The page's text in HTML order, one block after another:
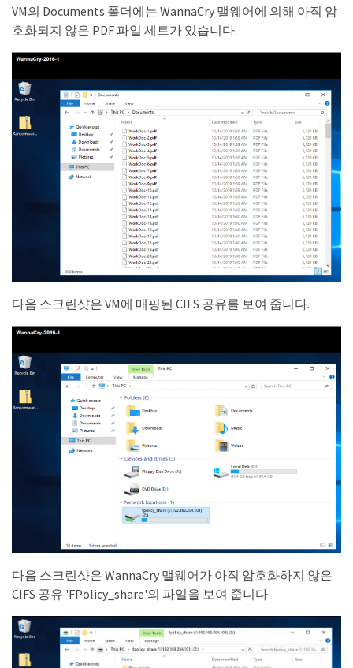
VM의 Documents 폴더에는 WannaCry 맬웨어에 의해 아직 암
호화되지 않은 PDF 파일 세트가 있습니다.
다음 스크린샷은 VM에 매핑된 CIFS 공유를 보여 줍니다.
다음 스크린샷은 WannaCry 맬웨어가 아직 암호화하지 않은
CIFS 공유 'FPolicy_share'의 파일을 보여 줍니다.